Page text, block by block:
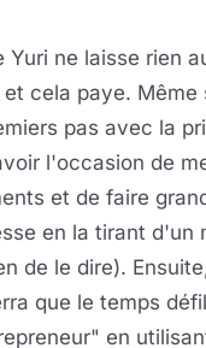
Yuri ne laisse rien
cela paye. Même
pas avec la
l'occasion de
et de faire
en la tirant d'un
de le dire).
que le temps
en